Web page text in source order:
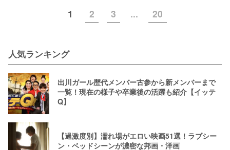
1 2 3 ... 20
人気ランキング
出川ガール歴代メンバー古参から新メンバーまで
一覧！現在の様子や卒業後の活躍も紹介【イッテ
Q】
【過激度別】濡れ場がエロい映画51選！ラブシー
ン・ベッドシーンが濃密な邦画・洋画